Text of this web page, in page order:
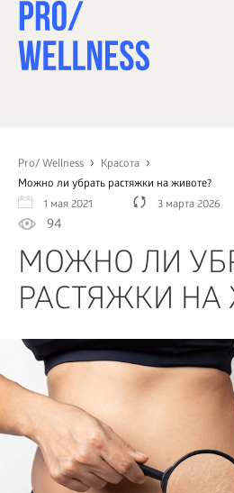
Pro/ Wellness
Красота
Можно ли убрать растяжки на животе?
1 мая 2021
3 марта 2026
94
МОЖНО ЛИ
РАСТЯЖКИ НА
СПОРТ
ЗДОРОВЬЕ
КРАСОТА
ПСИХОЛОГИЯ
ДЕТИ
ДОМ
КАК?
БИЗНЕС